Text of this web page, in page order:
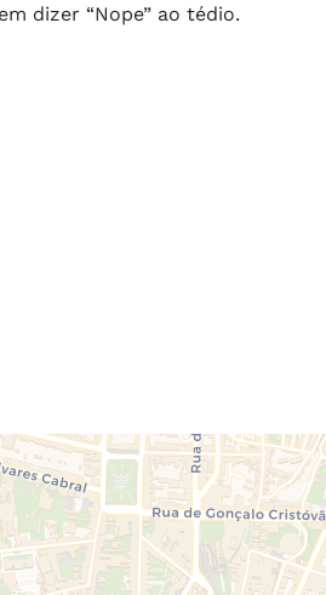
dizer “Nope” ao tédio.